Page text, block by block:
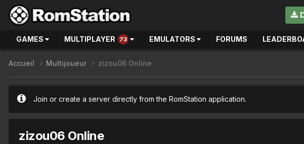
GAMES MULTIPLAYER 73 EMULATORS FORUMS
Accueil Multijoueur zizou06 Online
Join or create a server directly from the RomStation application.
zizou06 Online